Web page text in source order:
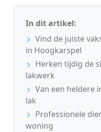
In dit artikel:
Vind de juiste
in Hoogkarspel
Herken tijdig de
lakwerk
Van een heldere
lak
Professionele
woning